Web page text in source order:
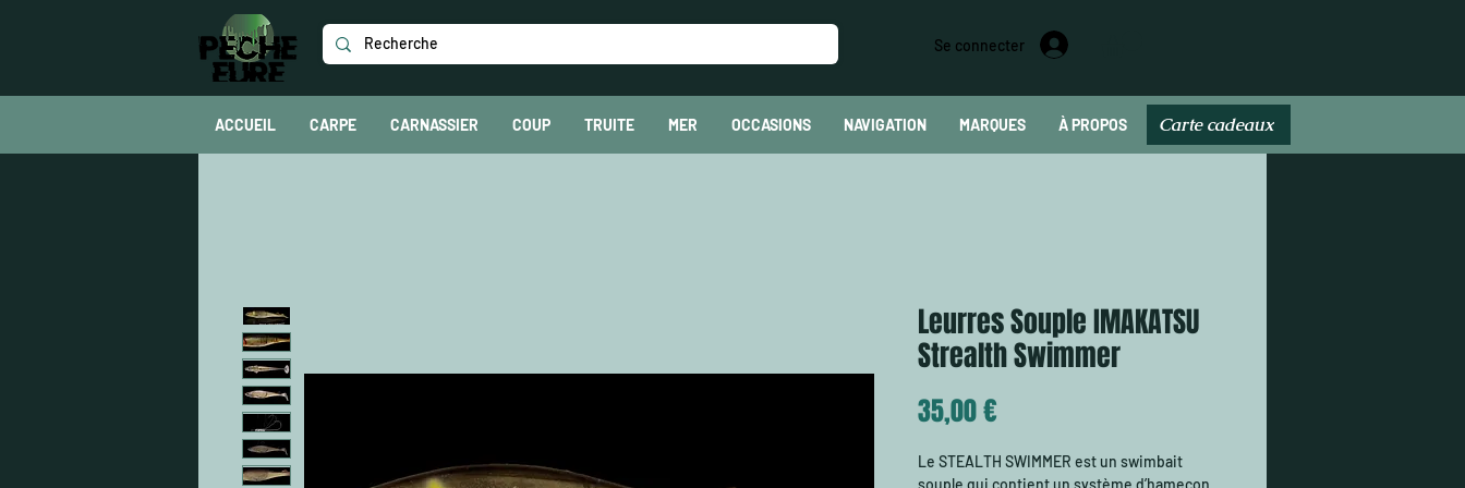
Se connecter
ACCUEIL CARPE CARNASSIER COUP TRUITE MER OCCASIONS NAVIGATION MARQUES À PROPOS Carte cadeau
Carte cadeaux
Leurres Souple IMAKATSU
Strealth Swimmer
35,00 €Prix
Le STEALTH SWIMMER est un swimbait